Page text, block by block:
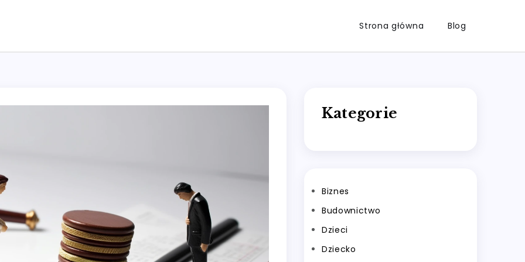
Strona główna Blog
Kategorie
Biznes
Budownictwo
Dzieci
Dziecko